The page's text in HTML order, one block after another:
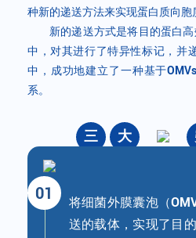
种新的递送方法来实现蛋白质向胞
新的递送方式是将目的蛋白
中，对其进行了特异性标记，并
中，成功地建立了一种基于
系。
三 大
01
将细菌外膜囊泡（
送的载体，实现了目